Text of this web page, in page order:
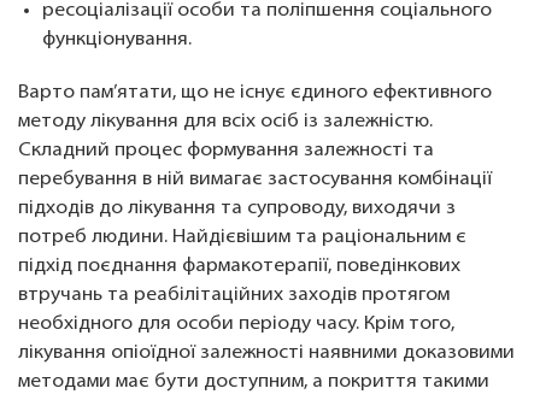
ресоціалізації особи та поліпшення соціального
функціонування.
Варто пам’ятати, що не існує єдиного ефективного
методу лікування для всіх осіб із залежністю.
Складний процес формування залежності та
перебування в ній вимагає застосування комбінації
підходів до лікування та супроводу, виходячи з
потреб людини. Найдієвішим та раціональним є
підхід поєднання фармакотерапії, поведінкових
втручань та реабілітаційних заходів протягом
необхідного для особи періоду часу. Крім того,
лікування опіоїдної залежності наявними доказовими
методами має бути доступним, а покриття такими